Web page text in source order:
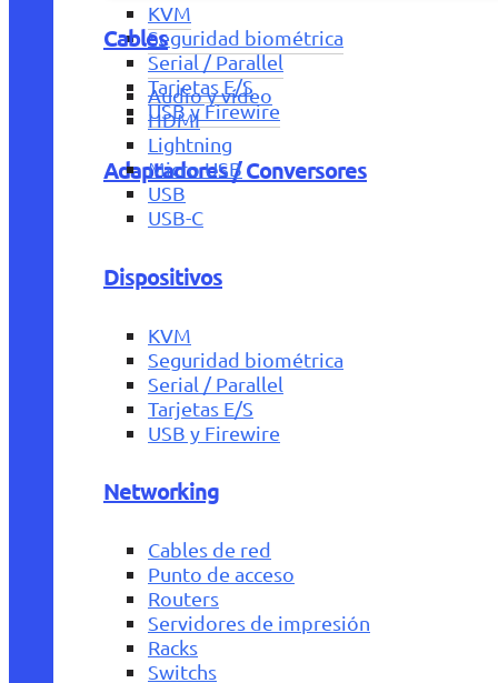
KVM
Seguridad biométrica
Serial / Parallel
Tarjetas E/S
USB y Firewire
Adaptadores / Conversores
Cables
Audio y vídeo
HDMI
Lightning
Micro USB
USB
USB-C
Dispositivos
KVM
Seguridad biométrica
Serial / Parallel
Tarjetas E/S
USB y Firewire
Networking
Cables de red
Punto de acceso
Routers
Servidores de impresión
Racks
Switchs